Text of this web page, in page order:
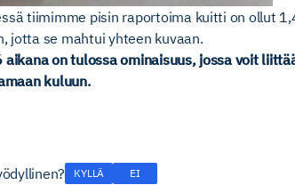
tiimimme pisin raportoima kuitti on ollut
jotta se mahtui yhteen kuvaan.
aikana on tulossa ominaisuus, jossa voit
kuluun.
KYLLÄ EI